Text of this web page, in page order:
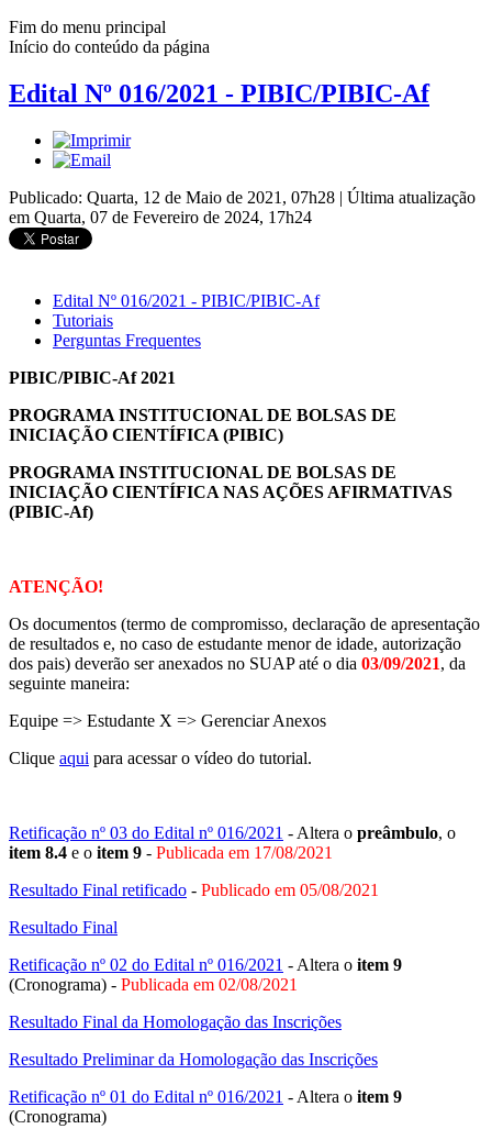
Fim do menu principal
Início do conteúdo da página
Edital Nº 016/2021 - PIBIC/PIBIC-Af
Publicado: Quarta, 12 de Maio de 2021, 07h28 | Última atualização
em Quarta, 07 de Fevereiro de 2024, 17h24
Edital Nº 016/2021 - PIBIC/PIBIC-Af
Tutoriais
Perguntas Frequentes
PIBIC/PIBIC-Af 2021
PROGRAMA INSTITUCIONAL DE BOLSAS DE
INICIAÇÃO CIENTÍFICA (PIBIC)
PROGRAMA INSTITUCIONAL DE BOLSAS DE
INICIAÇÃO CIENTÍFICA NAS AÇÕES AFIRMATIVAS
(PIBIC-Af)
ATENÇÃO!
Os documentos (termo de compromisso, declaração de apresentação
de resultados e, no caso de estudante menor de idade, autorização
dos pais) deverão ser anexados no SUAP até o dia 03/09/2021, da
seguinte maneira:
Equipe => Estudante X => Gerenciar Anexos
Clique aqui para acessar o vídeo do tutorial.
Retificação nº 03 do Edital nº 016/2021 - Altera o preâmbulo, o
item 8.4 e o item 9 - Publicada em 17/08/2021
Resultado Final retificado - Publicado em 05/08/2021
Resultado Final
Retificação nº 02 do Edital nº 016/2021 - Altera o item 9
(Cronograma) - Publicada em 02/08/2021
Resultado Final da Homologação das Inscrições
Resultado Preliminar da Homologação das Inscrições
Retificação nº 01 do Edital nº 016/2021 - Altera o item 9
(Cronograma)